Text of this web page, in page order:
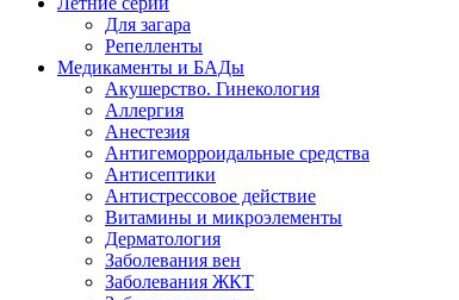
Для загара
Репелленты
Медикаменты и БАДы
Акушерство. Гинекология
Аллергия
Анестезия
Антигеморроидальные средства
Антисептики
Антистрессовое действие
Витамины и микроэлементы
Дерматология
Заболевания вен
Заболевания ЖКТ